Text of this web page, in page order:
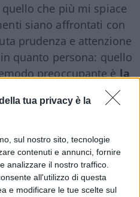
tua privacy è la
sul nostro sito, tecnologie
contenuti e annunci, fornire
analizzare il nostro traffico.
all'utilizzo di questa
e modificare le tue scelte sul
quello che più mi spiace
siano affrontati con
prudenza e attenzione
quanto persona: quello
preoccupante è la
, ossia il
non ci rendiamo
se stessi e il loro
e la realtà.